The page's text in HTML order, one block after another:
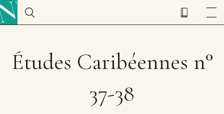
Études Caribéennes n°
37-38